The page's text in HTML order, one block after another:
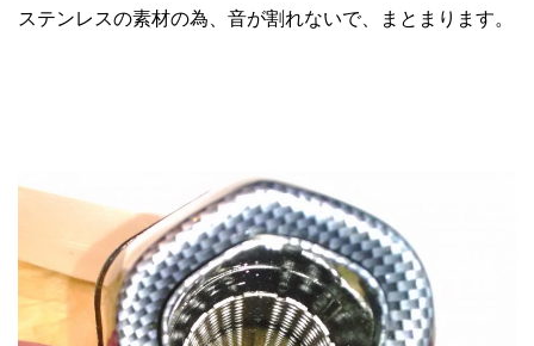
ステンレスの素材の為、音が割れないで、まとまります。